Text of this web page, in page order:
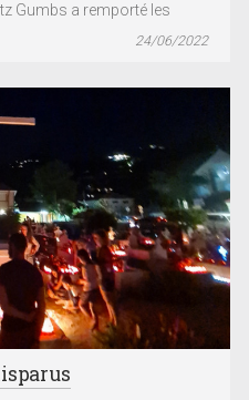
Gumbs a remporté les
24/06/2022